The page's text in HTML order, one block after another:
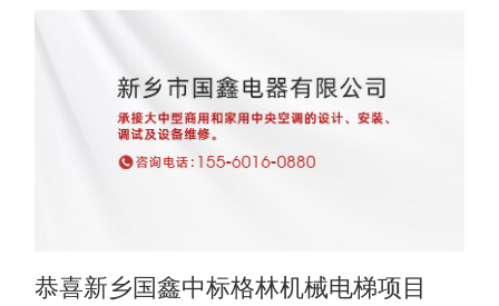
恭喜新乡国鑫中标格林机械电梯项目